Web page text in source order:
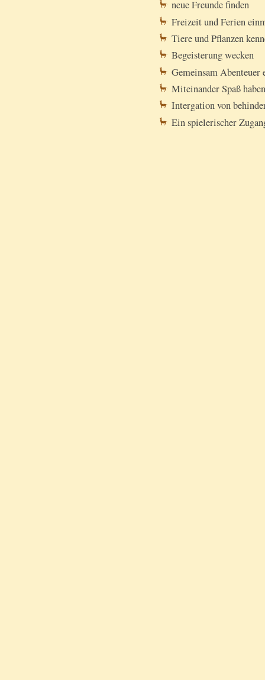
neue Freunde finden
Freizeit und Ferien
Tiere und Pflanzen
Begeisterung wecken
Gemeinsam Abenteuer
Miteinander Spaß
Intergation von
Ein spielerischer